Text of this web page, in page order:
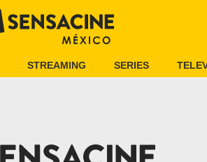
STREAMING SERIES